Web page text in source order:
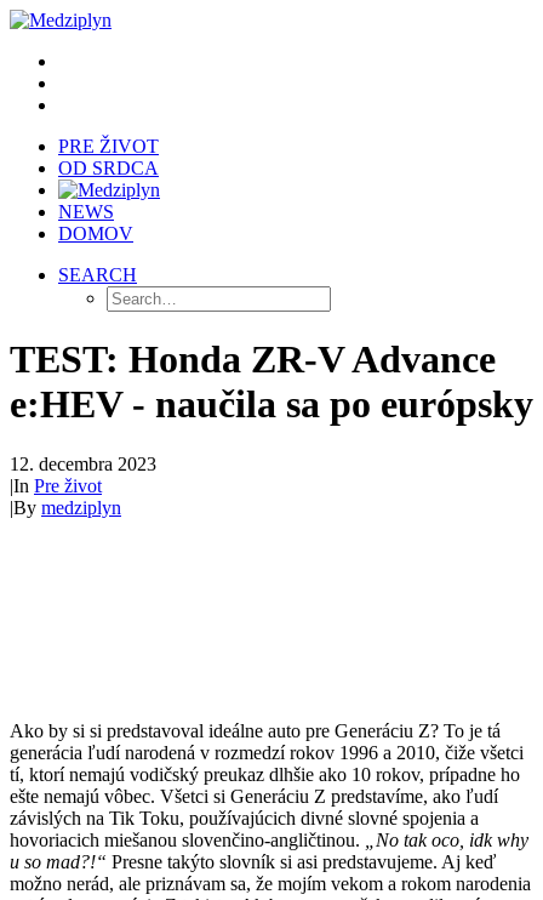
PRE ŽIVOT
OD SRDCA
NEWS
DOMOV
SEARCH
TEST: Honda ZR-V Advance
e:HEV - naučila sa po európsky
12. decembra 2023
|In Pre život
|By medziplyn
Ako by si si predstavoval ideálne auto pre Generáciu Z? To je tá
generácia ľudí narodená v rozmedzí rokov 1996 a 2010, čiže všetci
tí, ktorí nemajú vodičský preukaz dlhšie ako 10 rokov, prípadne ho
ešte nemajú vôbec. Všetci si Generáciu Z predstavíme, ako ľudí
závislých na Tik Toku, používajúcich divné slovné spojenia a
hovoriacich miešanou slovenčino-angličtinou. „No tak oco, idk why
u so mad?!“ Presne takýto slovník si asi predstavujeme. Aj keď
možno nerád, ale priznávam sa, že mojím vekom a rokom narodenia